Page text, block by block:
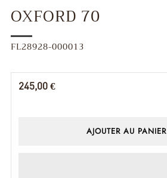
OXFORD 70
FL28928-000013
Prix
245,00 €
AJOUTER AU PANIER